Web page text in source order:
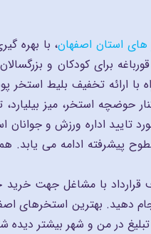
های استان اصفهان، با بهره
برای کودکان و
با ارائه تخفیف بلیط
حوضچه استخر، میز
اداره ورزش و
پیشرفته ادامه می
قرارداد با مشاغل جهت
دهید. بهترین
در من و شهر بیشتر دیده